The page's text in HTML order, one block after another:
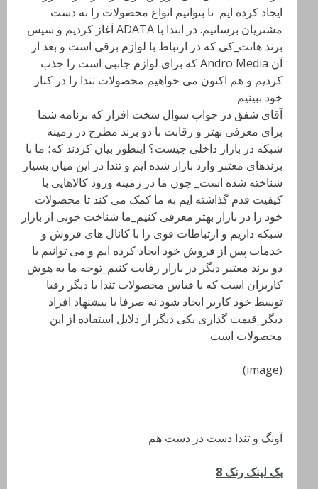
ایجاد کرده ایم تا بتوانیم انواع محصولات را به دست
مشتریان برسانیم. در ابتدا با ADATA آغاز کردیم و سپس
برند هانت_کی که در ارتباط با لوازم برقی است و بعد از
آن Andro Media که برای لوازم جانبی است را جذب
کردیم و هم اکنون می خواهیم محصولات تندا را در کنار
خود ببینیم.
آقای شفق در جواب سوال سخت افزار که برنامه شما
برای معرفی بهتر و رقابت با دو برند مطرح در زمینه
شبکه در بازار داخلی چیست؟ اینطور بیان کردند که؛ ما با
برندهای معتبر وارد بازار شده ایم و تندا در این میان بسیار
شناخته شده است_ چون ما در زمینه ورود کالاهایی با
کیفیت قدم گذاشته ایم به ما کمک می کند تا محصولات
خود را در بازار بهتر معرفی کنیم_ما شناخت خوبی از بازار
شبکه داریم و ارتباطات قوی را با کانال های فروش و
خدمات پس از فروش خود ایجاد کرده ایم و می توانیم با
دو برند معتبر دیگر در بازار رقابت کنیم_توجه ما به هوش
کاربران است که با قیاس محصولات تندا با دیگر رقبا
توسط خود کاربر ایجاد شود نه صرفا با پیشنهاد افراد
دیگر_قیمت گذاری یکی دیگر از دلایل استفاده از این
محصولات است.
(image)
آونگ و تندا دست در دست هم
بک لینک رنک 8